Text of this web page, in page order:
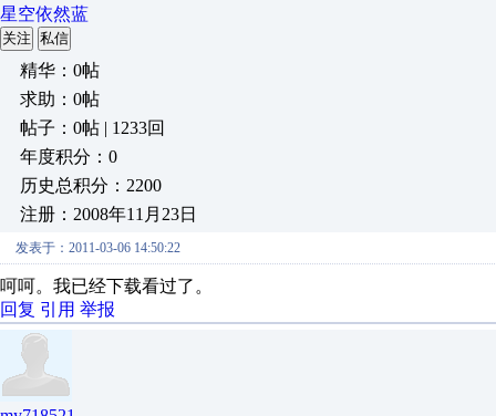
星空依然蓝
关注 私信
精华：0帖
求助：0帖
帖子：0帖 | 1233回
年度积分：0
历史总积分：2200
注册：2008年11月23日
发表于：2011-03-06 14:50:22
呵呵。我已经下载看过了。
回复 引用 举报